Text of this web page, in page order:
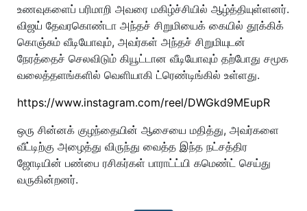
உணவுகளைப் பரிமாறி அவரை மகிழ்ச்சியில் ஆழ்த்தியுள்ளனர்.
விஜய் தேவரகொண்டா அந்தச் சிறுமியைக் கையில் தூக்கிக்
கொஞ்சும் வீடியோவும், அவர்கள் அந்தச் சிறுமியுடன்
நேரத்தைச் செலவிடும் கியூட்டான வீடியோவும் தற்போது சமூக
வலைத்தளங்களில் வெளியாகி ட்ரெண்டிங்கில் உள்ளது.
https://www.instagram.com/reel/DWGkd9MEupR
ஒரு சின்னக் குழந்தையின் ஆசையை மதித்து, அவர்களை
வீட்டிற்கு அழைத்து விருந்து வைத்த இந்த நட்சத்திர
ஜோடியின் பண்பை ரசிகர்கள் பாராட்ட்யி கமெண்ட் செய்து
வருகின்றனர்.